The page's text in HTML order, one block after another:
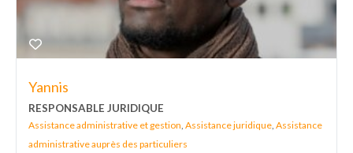
Yannis
RESPONSABLE JURIDIQUE
Assistance administrative et gestion, Assistance juridique, Assistance
administrative auprès des particuliers